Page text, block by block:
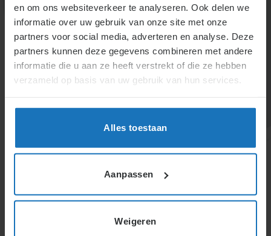
en om ons websiteverkeer te analyseren. Ook delen we
informatie over uw gebruik van onze site met onze
partners voor social media, adverteren en analyse. Deze
partners kunnen deze gegevens combineren met andere
informatie die u aan ze heeft verstrekt of die ze hebben
verzameld op basis van uw gebruik van hun services.
Alles toestaan
Aanpassen
Weigeren
5.1.3.1. Commissie van
de ondernemingsraad
De ondernemingsraad kan commissies instellen voor
ondernemer is vereist, evenals duidelijke
taakafbakening. Rechten, bevoegdheden en de duur
kantonrechter of bedrijfscommissie worden